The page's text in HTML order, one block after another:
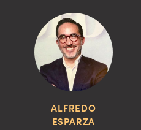
ALFREDO
ESPARZA